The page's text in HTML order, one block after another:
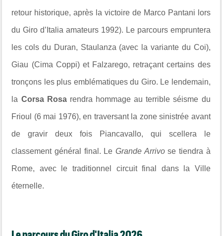
retour historique, après la victoire de Marco Pantani lors
du Giro d’Italia amateurs 1992). Le parcours empruntera
les cols du Duran, Staulanza (avec la variante du Coi),
Giau (Cima Coppi) et Falzarego, retraçant certains des
tronçons les plus emblématiques du Giro. Le lendemain,
la Corsa Rosarendra hommage au terrible séisme du
Frioul (6 mai 1976), en traversant la zone sinistrée avant
de gravir deux fois Piancavallo, qui scellera le
classement général final. Le Grande Arrivose tiendra à
Rome, avec le traditionnel circuit final dans la Ville
éternelle.